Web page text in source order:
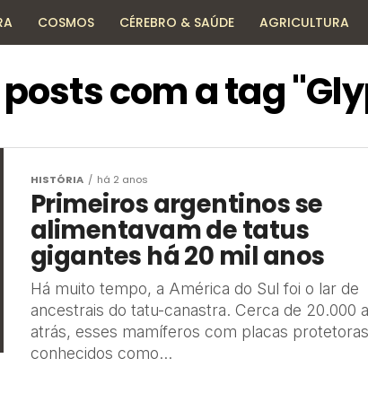
COSMOS CÉREBRO & SAÚDE AGRICULTURA
ENCICLOPÉDIA
posts com a tag
HISTÓRIA há 2 anos
Primeiros argentinos se
alimentavam de tatus
gigantes há 20 mil anos
Há muito tempo, a América do Sul foi o lar de
ancestrais do tatu-canastra. Cerca de 20.000
atrás, esses mamíferos com placas
conhecidos como...